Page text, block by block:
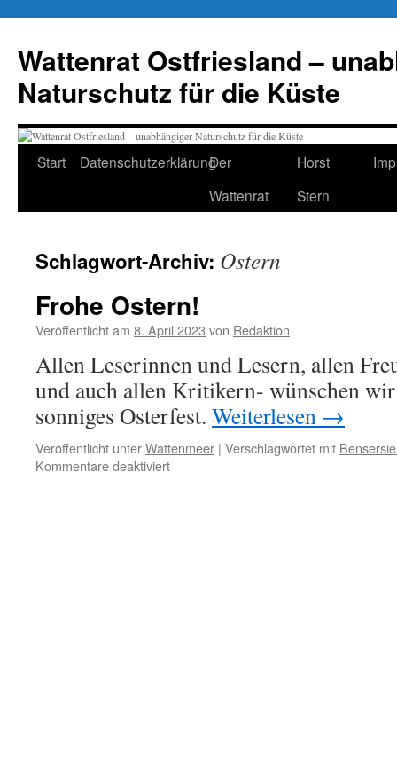
springen
Wattenrat Ostfriesland –
Naturschutz für die Küste
Start DatenschutzerklärungDer
Wattenrat
Horst
Stern
Schlagwort-Archiv: Ostern
Frohe Ostern!
Veröffentlicht am 8. April 2023 von Redaktion
Allen Leserinnen und Lesern, allen
und auch allen Kritikern- wünschen
sonniges Osterfest. Weiterlesen →
Veröffentlicht unterWattenmeer | Verschlagwortet mit
Kommentare deaktiviertfür